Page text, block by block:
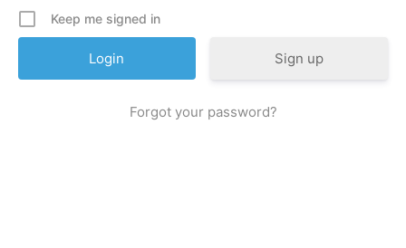
Keep me signed in
Sign up
Forgot your password?